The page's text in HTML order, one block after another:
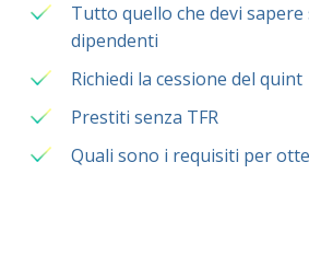
Tutto quello che devi
dipendenti
Richiedi la cessione del quint
Prestiti senza TFR
Quali sono i requisiti per